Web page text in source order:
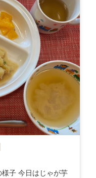
子 今日はじゃが芋